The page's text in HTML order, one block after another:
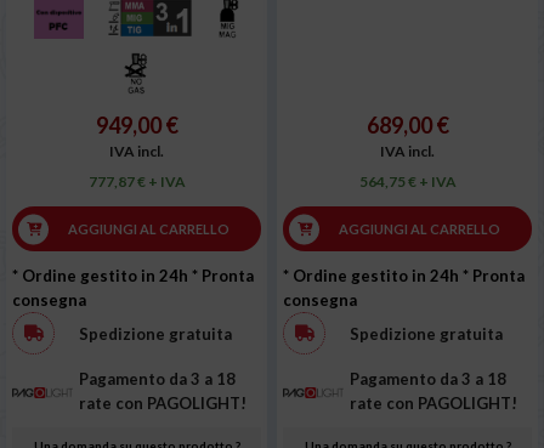
949,00 €
IVA incl.
777,87 € + IVA
AGGIUNGI AL CARRELLO
* Ordine gestito in 24h * Pronta
consegna
Spedizione gratuita
Pagamento da 3 a 18
rate con PAGOLIGHT!
689,00 €
IVA incl.
564,75 € + IVA
AGGIUNGI AL CARRELLO
* Ordine gestito in 24h * Pronta
consegna
Spedizione gratuita
Pagamento da 3 a 18
rate con PAGOLIGHT!